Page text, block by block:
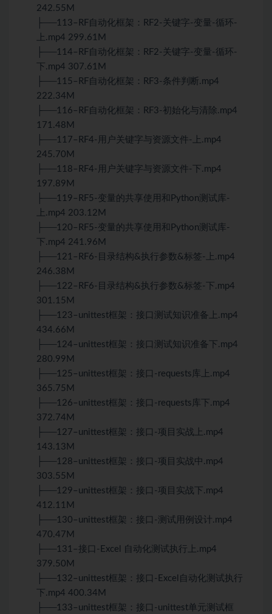
242.55M
├──113–RF自动化框架：RF2-关键字-变量-循环-
上.mp4 299.61M
├──114–RF自动化框架：RF2-关键字-变量-循环-
下.mp4 307.61M
├──115–RF自动化框架：RF3-条件判断.mp4
222.34M
├──116–RF自动化框架：RF3-初始化与清除.mp4
171.48M
├──117–RF4-用户关键字与资源文件-上.mp4
245.70M
├──118–RF4-用户关键字与资源文件-下.mp4
197.89M
├──119–RF5-变量的共享使用和Python测试库-
上.mp4 203.12M
├──120–RF5-变量的共享使用和Python测试库-
下.mp4 241.96M
├──121–RF6-目录结构&执行参数&标签-上.mp4
246.38M
├──122–RF6-目录结构&执行参数&标签-下.mp4
301.15M
├──123–unittest框架：接口测试知识准备上.mp4
434.66M
├──124–unittest框架：接口测试知识准备下.mp4
280.99M
├──125–unittest框架：接口-requests库上.mp4
365.75M
├──126–unittest框架：接口-requests库下.mp4
372.74M
├──127–unittest框架：接口-项目实战上.mp4
143.13M
├──128–unittest框架：接口-项目实战中.mp4
303.55M
├──129–unittest框架：接口-项目实战下.mp4
412.11M
├──130–unittest框架：接口-测试用例设计.mp4
470.47M
├──131–接口-Excel 自动化测试执行上.mp4
379.50M
├──132–unittest框架：接口-Excel自动化测试执行
下.mp4 400.34M
├──133–unittest框架：接口-unittest单元测试框